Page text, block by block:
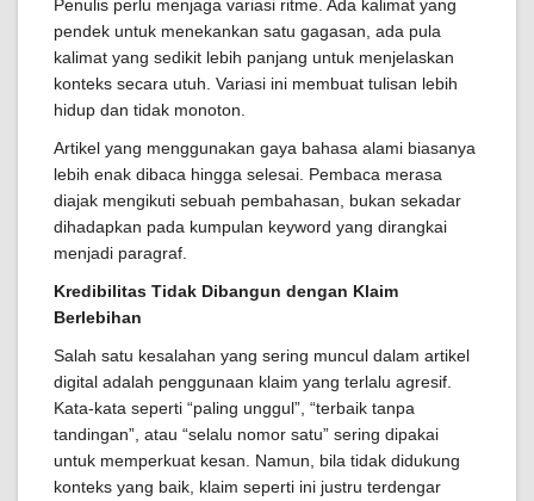
Penulis perlu menjaga variasi ritme. Ada kalimat yang
pendek untuk menekankan satu gagasan, ada pula
kalimat yang sedikit lebih panjang untuk menjelaskan
konteks secara utuh. Variasi ini membuat tulisan lebih
hidup dan tidak monoton.
Artikel yang menggunakan gaya bahasa alami biasanya
lebih enak dibaca hingga selesai. Pembaca merasa
diajak mengikuti sebuah pembahasan, bukan sekadar
dihadapkan pada kumpulan keyword yang dirangkai
menjadi paragraf.
Kredibilitas Tidak Dibangun dengan Klaim
Berlebihan
Salah satu kesalahan yang sering muncul dalam artikel
digital adalah penggunaan klaim yang terlalu agresif.
Kata-kata seperti “paling unggul”, “terbaik tanpa
tandingan”, atau “selalu nomor satu” sering dipakai
untuk memperkuat kesan. Namun, bila tidak didukung
konteks yang baik, klaim seperti ini justru terdengar